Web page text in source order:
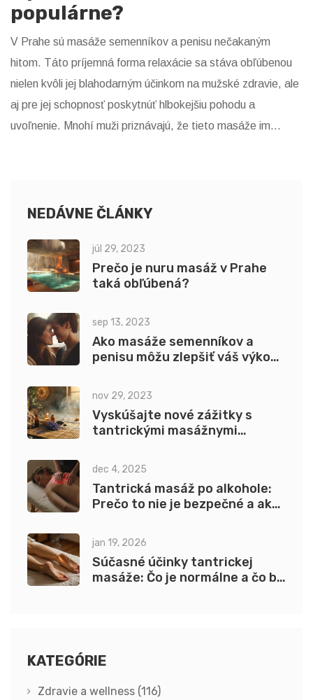
populárne?
V Prahe sú masáže semenníkov a penisu nečakaným
hitom. Táto príjemná forma relaxácie sa stáva obľúbenou
nielen kvôli jej blahodarným účinkom na mužské zdravie, ale
aj pre jej schopnosť poskytnúť hlbokejšiu pohodu a
uvoľnenie. Mnohí muži priznávajú, že tieto masáže im
Praha, že si nám ukázala, ako sa oddávať tejto úžasnej
NEDÁVNE ČLÁNKY
júl 29, 2023
Prečo je nuru masáž v Prahe
taká obľúbená?
sep 13, 2023
Ako masáže semenníkov a
penisu môžu zlepšiť váš výkon
nov 29, 2023
Vyskúšajte nové zážitky s
tantrickými masážnymi
dec 4, 2025
Tantrická masáž po alkohole:
Prečo to nie je bezpečné a aké
jan 19, 2026
Súčasné účinky tantrickej
masáže: Čo je normálne a čo by
KATEGÓRIE
Zdravie a wellness (116)